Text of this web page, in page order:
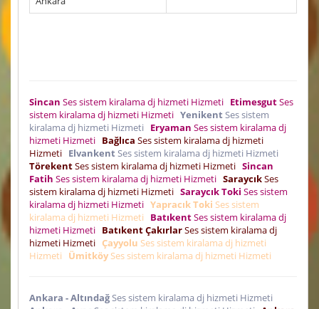
Sincan Ses sistem kiralama dj hizmeti Hizmeti EtimesgutSes
sistem kiralama dj hizmeti Hizmeti Yenikent Ses sistem
kiralama dj hizmeti Hizmeti
Eryaman Ses sistem kiralama dj
hizmeti Hizmeti Bağlıca Ses sistem kiralama dj hizmeti
Hizmeti Elvankent Ses sistem kiralama dj hizmeti Hizmeti
TörekentSes sistem kiralama dj hizmeti Hizmeti Sincan
Fatih Ses sistem kiralama dj hizmeti Hizmeti SaraycıkSes
sistem kiralama dj hizmeti Hizmeti Saraycık Toki Ses sistem
kiralama dj hizmeti Hizmeti Yapracık Toki Ses sistem
kiralama dj hizmeti Hizmeti
BatıkentSes sistem kiralama dj
hizmeti Hizmeti Batıkent ÇakırlarSes sistem kiralama dj
hizmeti Hizmeti Çayyolu Ses sistem kiralama dj hizmeti
Hizmeti
Ümitköy Ses sistem kiralama dj hizmeti Hizmeti
Ankara - AltındağSes sistem kiralama dj hizmeti Hizmeti